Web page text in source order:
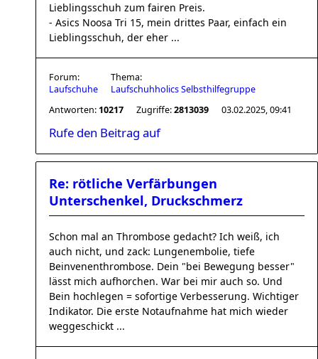
Lieblingsschuh zum fairen Preis.
- Asics Noosa Tri 15, mein drittes Paar, einfach ein
Lieblingsschuh, der eher ...
Forum:
Laufschuhe
Thema:
Laufschuhholics Selbsthilfegruppe
Antworten: 10217 Zugriffe:2813039 03.02.2025, 09:41
Rufe den Beitrag auf
Re: rötliche Verfärbungen
Unterschenkel, Druckschmerz
Schon mal an Thrombose gedacht? Ich weiß, ich
auch nicht, und zack: Lungenembolie, tiefe
Beinvenenthrombose. Dein "bei Bewegung besser"
lässt mich aufhorchen. War bei mir auch so. Und
Bein hochlegen = sofortige Verbesserung. Wichtiger
Indikator. Die erste Notaufnahme hat mich wieder
weggeschickt ...